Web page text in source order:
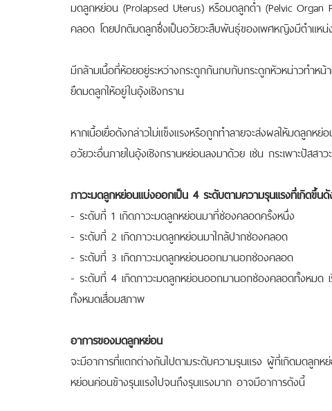
มดลูกหย่อน (Prolapsed Uterus) หรือมดลูกต่ำ (Pelvic
คลอด โดยปกติมดลูกซึ่งเป็นอวัยวะสืบพันธุ์ของเพศหญิงมีตำแห
มีกล้ามเนื้อที่ห้อยอยู่ระหว่างกระดูกก้นกบกับกระดูกหัวหน่าวทำหน้
ยึดมดลูกให้อยู่ในอุ้งเชิงกราน
หากเนื้อเยื่อดังกล่าวไม่แข็งแรงหรือถูกทำลายจะส่งผลให้มดลูก
อวัยวะอื่นภายในอุ้งเชิงกรานหย่อนลงมาด้วย เช่น กระเพาะปัสสาว
ภาวะมดลูกหย่อนแบ่งออกเป็น 4 ระดับตามความรุนแรงที่เกิดขึ้น
- ระดับที่ 1 เกิดภาวะมดลูกหย่อนมาที่ช่องคลอดครั้งหนึ่ง
- ระดับที่ 2 เกิดภาวะมดลูกหย่อนมาใกล้ปากช่องคลอด
- ระดับที่ 3 เกิดภาวะมดลูกหย่อนออกมานอกช่องคลอด
- ระดับที่ 4 เกิดภาวะมดลูกหย่อนออกมานอกช่องคลอดทั้งหมด
ทั้งหมดเสื่อมสภาพ
อาการของมดลูกหย่อน
จะมีอาการที่แตกต่างกันไปตามระดับความรุนแรง ผู้ที่เกิดมดลูก
หย่อนค่อนข้างรุนแรงไปจนถึงรุนแรงมาก อาจมีอาการดังนี้